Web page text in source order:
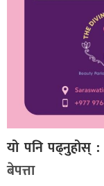
यो पनि पढ्नुहोस् :
बेपत्ता